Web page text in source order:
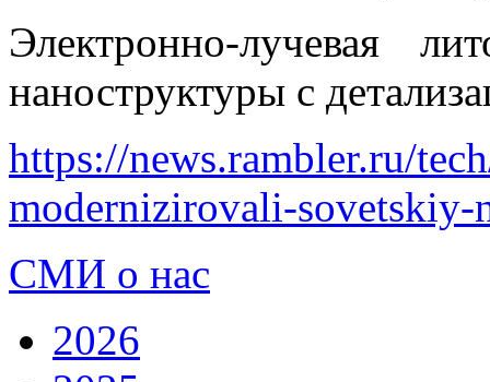
Электронно-лучевая
наноструктуры с
https://news.rambler.ru/
modernizirovali-sovetskiy-
СМИ о нас
2026